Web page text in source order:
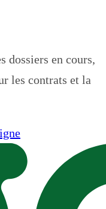
dossiers en cours,
les contrats et la